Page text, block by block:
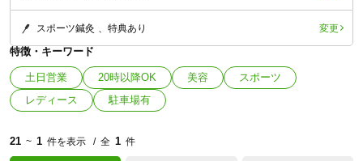
スポーツ鍼灸 特典あり 変更
特徴・キーワード
土日営業 20時以降OK 美容
スポーツ
レディース
駐車場有
21 ~ 1 件を表示 全 1 件
「健康にはりを見た」